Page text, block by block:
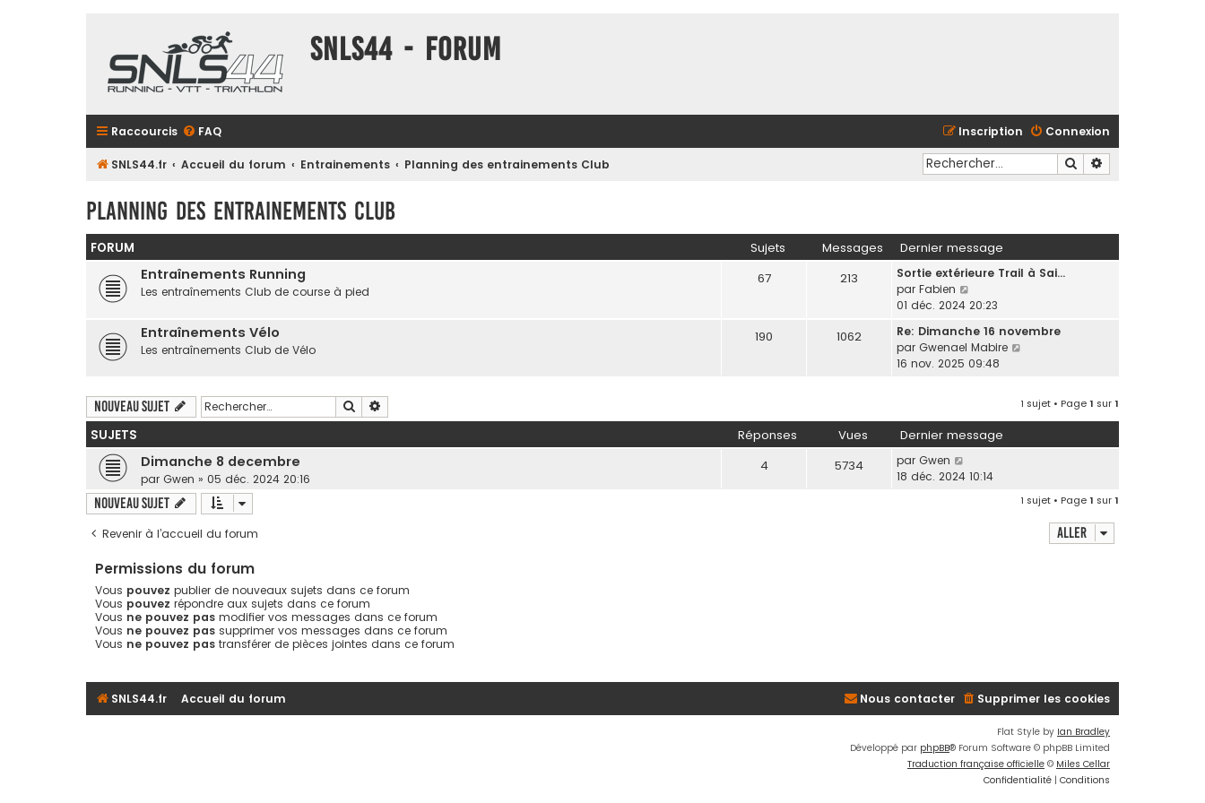
SNLS44 - Forum
Raccourcis FAQ Connexion
Inscription
SNLS44.fr Accueil du forum Entrainements Planning des entrainements Club Rechercher
Planning des entrainements Club
FORUM Sujets Messages Dernier message
Entraînements Running
Les entraînements Club de course à pied
67 213
Sortie extérieure Trail à Sai…
par Fabien
o
s
u
l
l
e
e
01 déc. 2024 20:23
Entraînements Vélo
Les entraînements Club de Vélo
190 1062
Re: Dimanche 16 novembre
par Gwenael Mabire
u
e
s
a
g
e
16 nov. 2025 09:48
Nouveau sujet Rechercher 1 sujet • Page1 sur1
SUJETS Réponses Vues Dernier message
Dimanche 8 decembre
par Gwen » 05 déc. 2024 20:16
4 5734 par Gwen
18 déc. 2024 10:14
Nouveau sujet 1 sujet • Page1 sur1
Revenir à l’accueil du forum Aller
Permissions du forum
Vous pouvez publier de nouveaux sujets dans ce forum
Vous pouvez répondre aux sujets dans ce forum
Vous ne pouvez pas modifier vos messages dans ce forum
Vous ne pouvez pas supprimer vos messages dans ce forum
Vous ne pouvez pas transférer de pièces jointes dans ce forum
SNLS44.fr Accueil du forum Supprimer les cookies
Nous contacter
Flat Style by Ian Bradley
Développé par phpBB® Forum Software © phpBB Limited
Traduction française officielle © Miles Cellar
Confidentialité | Conditions